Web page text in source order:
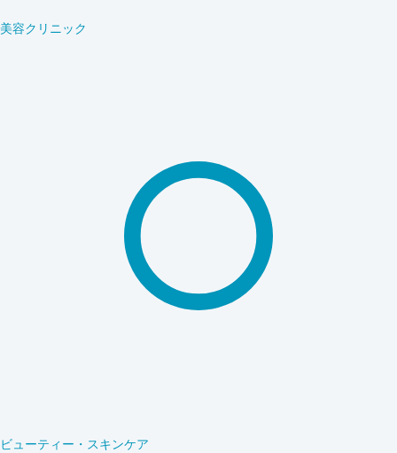
美容クリニック
ビューティー・スキンケア